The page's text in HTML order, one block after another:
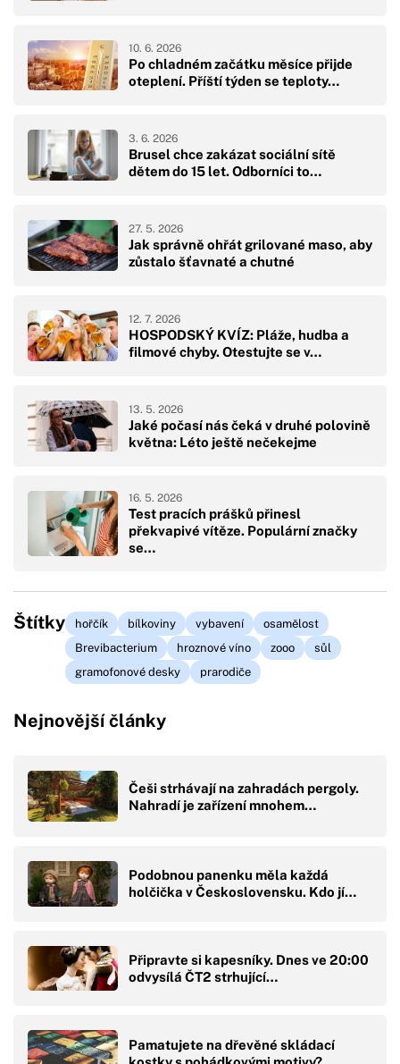
Po chladném začátku měsíce přijde
oteplení. Příští týden se teploty…
10. 6. 2026
Brusel chce zakázat sociální sítě
dětem do 15 let. Odborníci to…
3. 6. 2026
Jak správně ohřát grilované maso, aby
zůstalo šťavnaté a chutné
27. 5. 2026
HOSPODSKÝ KVÍZ: Pláže, hudba a
filmové chyby. Otestujte se v…
12. 7. 2026
Jaké počasí nás čeká v druhé polovině
května: Léto ještě nečekejme
13. 5. 2026
Test pracích prášků přinesl
překvapivé vítěze. Populární značky
se…
16. 5. 2026
Štítky hořčík bílkoviny vybavení
osamělost
Brevibacterium
hroznové víno zooo
sůl
gramofonové desky
prarodiče
Nejnovější články
Češi strhávají na zahradách pergoly.
Nahradí je zařízení mnohem…
Podobnou panenku měla každá
holčička v Československu. Kdo jí…
Připravte si kapesníky. Dnes ve 20:00
odvysílá ČT2 strhující…
Pamatujete na dřevěné skládací